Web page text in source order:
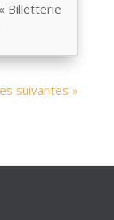
Billetterie
suivantes »